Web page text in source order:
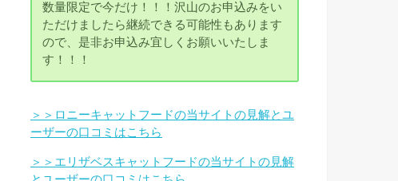
数量限定で今だけ！！！沢山のお申込みをい
ただけましたら継続できる可能性もあります
ので、是非お申込み宜しくお願いいたしま
す！！！
＞＞ロニーキャットフードの当サイトの見解とユ
ーザーの口コミはこちら
＞＞エリザベスキャットフードの当サイトの見解